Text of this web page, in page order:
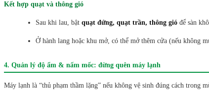
Kết hợp quạt và thông gió
Sau khi lau, bật quạt đứng, quạt trần, thông gió để sàn
Ở hành lang hoặc khu mở, có thể mở thêm cửa (nếu không
4. Quản lý độ ẩm & nấm mốc: đừng quên máy lạnh
Máy lạnh là “thủ phạm thầm lặng” nếu không vệ sinh đúng cách trong